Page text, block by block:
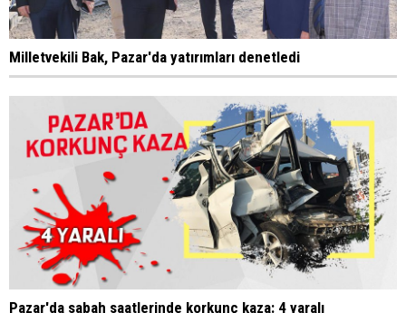
Milletvekili Bak, Pazar'da yatırımları denetledi
Pazar'da sabah saatlerinde korkunç kaza: 4 yaralı